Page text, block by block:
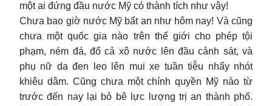
một ai đứng đầu nước Mỹ có thành tích như vậy!
Chưa bao giờ nước Mỹ bất an như hôm nay! Và cũng
chưa một quốc gia nào trên thế giới cho phép tội
phạm, ném đá, đổ cả xô nước lên đầu cảnh sát, và
phụ nữ da đen leo lên mui xe tuần tiễu nhẩy nhót
khiêu dâm. Cũng chưa một chính quyền Mỹ nào từ
trước đến nay lại bỏ bê lực lượng trị an thành phố.